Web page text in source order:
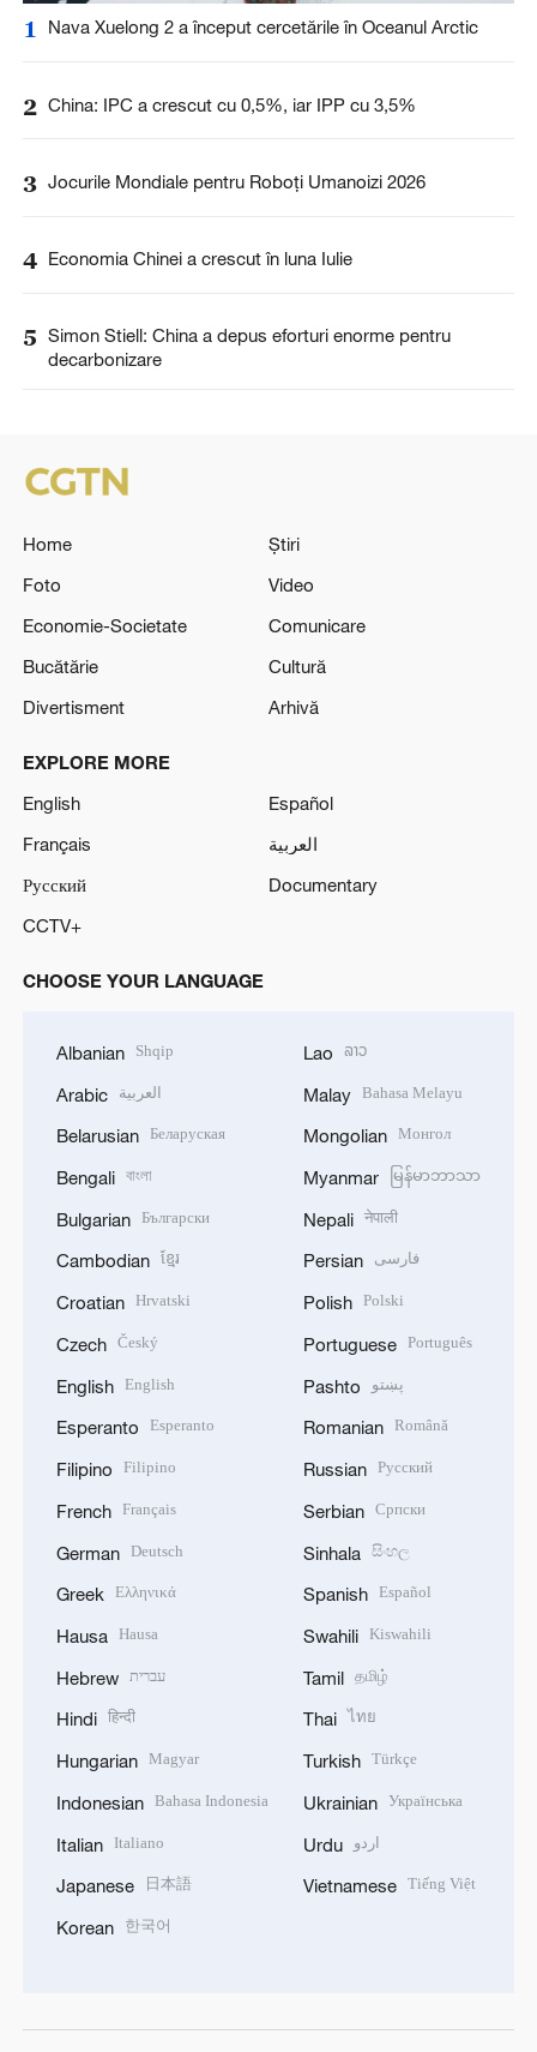
1 Nava Xuelong 2 a început cercetările în Oceanul Arctic
2 China: IPC a crescut cu 0,5%, iar IPP cu 3,5%
3 Jocurile Mondiale pentru Roboți Umanoizi 2026
4 Economia Chinei a crescut în luna Iulie
5 Simon Stiell: China a depus eforturi enorme pentru
decarbonizare
Home
Știri
Foto
Video
Economie-Societate
Comunicare
Bucătărie
Cultură
Divertisment
Arhivă
EXPLORE MORE
English
Español
Français
العربية
Русский
Documentary
CCTV+
CHOOSE YOUR LANGUAGE
Albanian Shqip
Arabic العربية
Belarusian Беларуская
Bengali বাংলা
Bulgarian Български
Cambodian ខ្មែរ
Croatian Hrvatski
Czech Český
English English
Esperanto Esperanto
Filipino Filipino
French Français
German Deutsch
Greek Ελληνικά
Hausa Hausa
Hebrew עברית
Hindi हिन्दी
Hungarian Magyar
Indonesian Bahasa Indonesia
Italian Italiano
Japanese 日本語
Korean 한국어
Lao ລາວ
Malay Bahasa Melayu
Mongolian Монгол
Myanmar မြန်မာဘာသာ
Nepali नेपाली
Persian فارسی
Polish Polski
Portuguese Português
Pashto پښتو
Romanian Română
Russian Русский
Serbian Српски
Sinhala සිංහල
Spanish Español
Swahili Kiswahili
Tamil தமிழ்
Thai ไทย
Turkish Türkçe
Ukrainian Українська
Urdu اردو
Vietnamese Tiếng Việt